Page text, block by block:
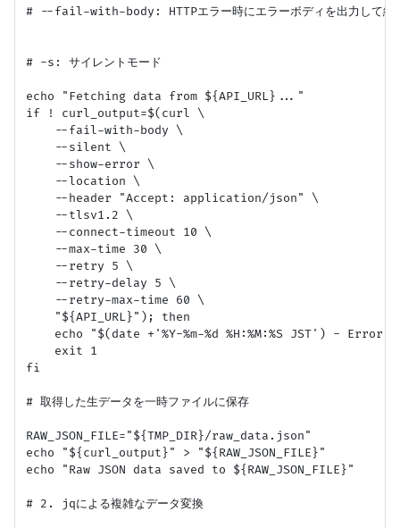
# --fail-with-body: HTTPエラー時にエラーボディを出力して終
# -s: サイレントモード
echo "Fetching data from ${API_URL}..."
if ! curl_output=$(curl \
    --fail-with-body \
    --silent \
    --show-error \
    --location \
    --header "Accept: application/json" \
    --tlsv1.2 \
    --connect-timeout 10 \
    --max-time 30 \
    --retry 5 \
    --retry-delay 5 \
    --retry-max-time 60 \
    "${API_URL}"); then
echo "$(date +'%Y-%m-%d %H:%M:%S JST') - Error:
    exit 1
fi
# 取得した生データを一時ファイルに保存
RAW_JSON_FILE="${TMP_DIR}/raw_data.json"
echo "${curl_output}" > "${RAW_JSON_FILE}"
echo "Raw JSON data saved to ${RAW_JSON_FILE}"
# 2. jqによる複雑なデータ変換